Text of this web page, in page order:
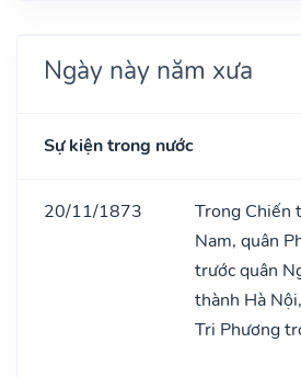
Ngày này năm xưa
Sự kiện trong nước
20/11/1873
Trong Chiến
Nam, quân
trước quân
thành Hà
Tri Phương